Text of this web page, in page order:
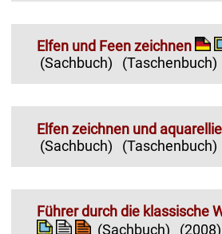
Elfen und Feen zeichnen
(Sachbuch)
(Taschenbuch)
Elfen zeichnen und
(Sachbuch)
(Taschenbuch)
Führer durch die klassische
(Sachbuch)
(2008)